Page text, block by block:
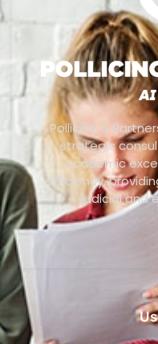
Pollicino &
strategic
academic
efficiency,
judicial and